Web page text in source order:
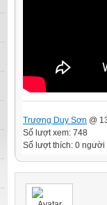
Trương Duy Sơn @
Số lượt xem: 748
Số lượt thích: 0 người